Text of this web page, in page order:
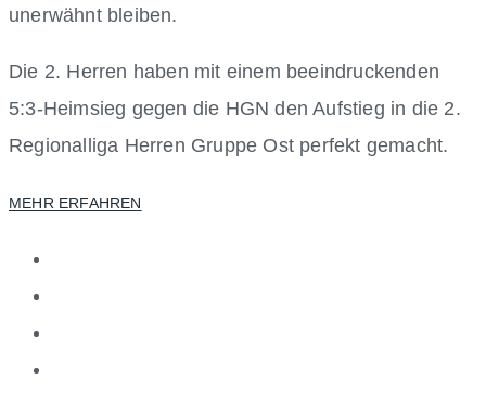
unerwähnt bleiben.
Die 2. Herren haben mit einem beeindruckenden
5:3-Heimsieg gegen die HGN den Aufstieg in die 2.
Regionalliga Herren Gruppe Ost perfekt gemacht.
MEHR ERFAHREN